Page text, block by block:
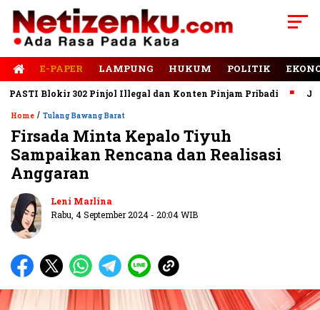
E-PAPER LAMPUNG HUKUM POLITIK
Blokir 302 Pinjol Illegal dan Konten Pinjam Pribadi Jalan
Home / Tulang Bawang Barat
Firsada Minta Kepalo Tiyuh
Sampaikan Rencana dan Realisasi
Anggaran
Leni Marlina
Rabu, 4 September 2024 - 20:04 WIB